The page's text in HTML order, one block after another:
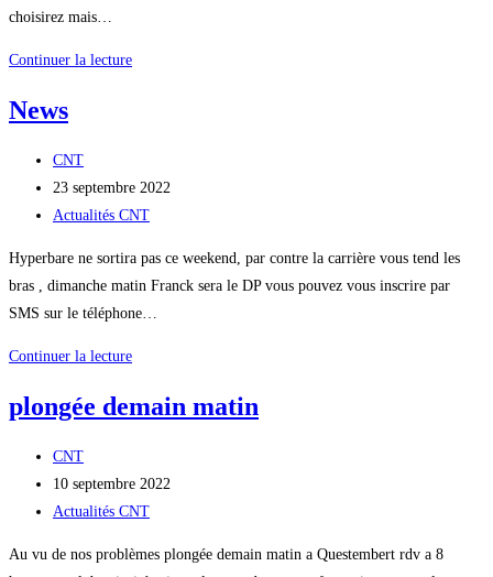
choisirez mais…
Continuer la lecturePiscine
News
Auteur/autrice
de
la
CNT
Publication
publiée :
23 septembre 2022
Post
Actualités CNT
Hyperbare ne sortira pas ce weekend, par contre la carrière vous tend les
bras , dimanche matin Franck sera le DP vous pouvez vous inscrire par
SMS sur le téléphone…
Continuer la lectureNews
plongée demain matin
Auteur/autrice
de
la
CNT
Publication
publiée :
10 septembre 2022
Post
Actualités CNT
Au vu de nos problèmes plongée demain matin a Questembert rdv a 8